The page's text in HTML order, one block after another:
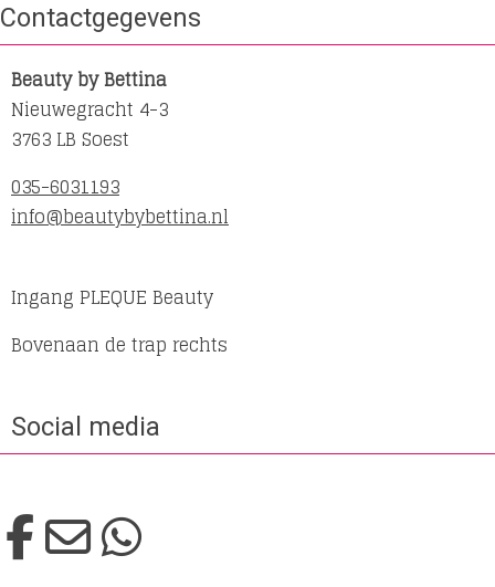
Contactgegevens
Beauty by Bettina
Nieuwegracht 4-3
3763 LB Soest
035-6031193
info@beautybybettina.nl
Ingang PLEQUE Beauty
Bovenaan de trap rechts
Social media